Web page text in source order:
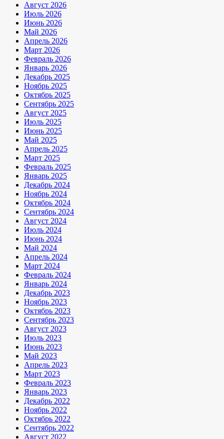
Август 2026
Июль 2026
Июнь 2026
Май 2026
Апрель 2026
Март 2026
Февраль 2026
Январь 2026
Декабрь 2025
Ноябрь 2025
Октябрь 2025
Сентябрь 2025
Август 2025
Июль 2025
Июнь 2025
Май 2025
Апрель 2025
Март 2025
Февраль 2025
Январь 2025
Декабрь 2024
Ноябрь 2024
Октябрь 2024
Сентябрь 2024
Август 2024
Июль 2024
Июнь 2024
Май 2024
Апрель 2024
Март 2024
Февраль 2024
Январь 2024
Декабрь 2023
Ноябрь 2023
Октябрь 2023
Сентябрь 2023
Август 2023
Июль 2023
Июнь 2023
Май 2023
Апрель 2023
Март 2023
Февраль 2023
Январь 2023
Декабрь 2022
Ноябрь 2022
Октябрь 2022
Сентябрь 2022
Август 2022